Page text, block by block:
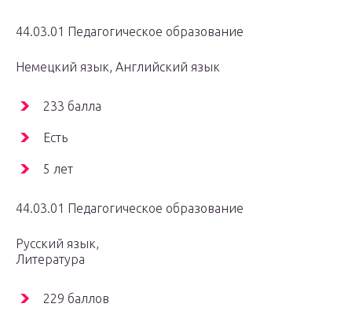
44.03.01 Педагогическое образование
Немецкий язык, Английский язык
233 балла
Есть
5 лет
44.03.01 Педагогическое образование
Русский язык,
Литература
229 баллов